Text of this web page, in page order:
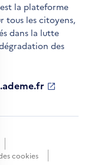
est la plateforme
tous les citoyens,
dans la lutte
des
cookies